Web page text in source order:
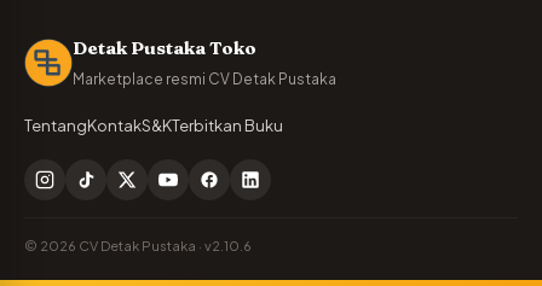
Detak Pustaka Toko
Marketplace resmi CV Detak Pustaka
TentangKontakS&KTerbitkan Buku
© 2026 CV Detak Pustaka · v2.10.6